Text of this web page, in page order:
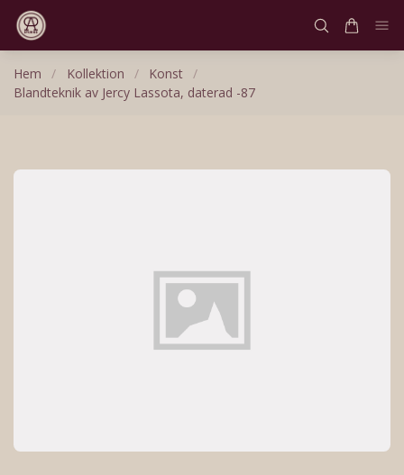
Hem / Kollektion / Konst /
Blandteknik av Jercy Lassota, daterad -87